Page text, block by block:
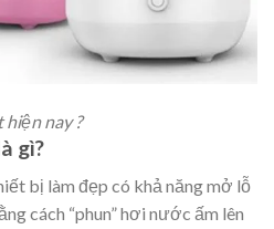
nay ?
gì?
bị làm đẹp có khả năng mở lỗ
cách “phun” hơi nước ấm lên